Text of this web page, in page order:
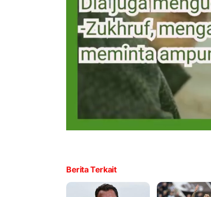
Berita Terkait